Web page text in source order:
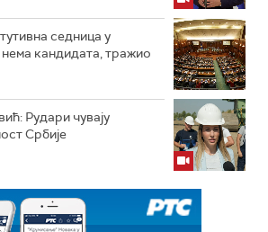
седница у
кандидата, тражио
Рудари чувају
Србије